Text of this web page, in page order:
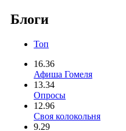
Блоги
Топ
16.36
Афиша Гомеля
13.34
Опросы
12.96
Своя колокольня
9.29